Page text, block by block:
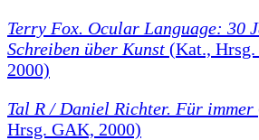
Terry Fox. Ocular Language: 30
Schreiben über Kunst (Kat.,
2000)
Tal R / Daniel Richter. Für immer
Hrsg. GAK, 2000)